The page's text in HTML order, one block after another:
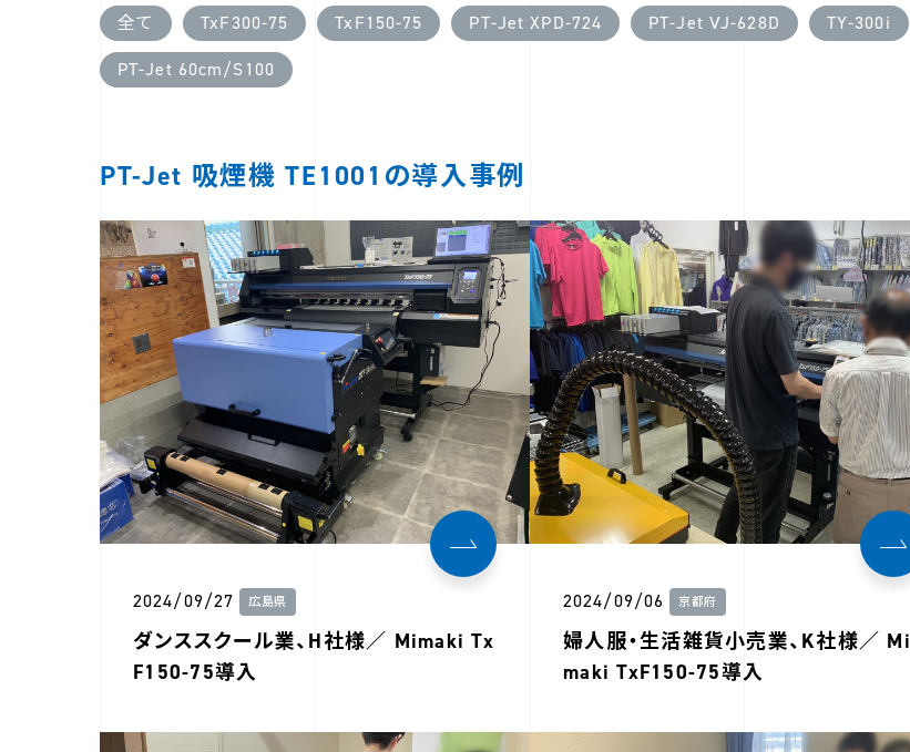
全て
TxF300-75 TxF150-75 PT-Jet XPD-724 PT-Jet VJ-628D TY-300i
PT-Jet 60cm/S100
PT-Jet 吸煙機 TE1001の導入事例
2024/09/27 広島県
ダンススクール業、H社様／ Mimaki Tx
F150-75導入
2024/09/06 京都府
婦人服・生活雑貨小売業、K社様／ Mi
maki TxF150-75導入